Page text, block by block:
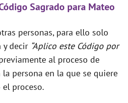
Sagrado para Mateo
personas, para ello solo
y decir “Aplico este Código por
al proceso de
persona en la que se quiere
proceso.